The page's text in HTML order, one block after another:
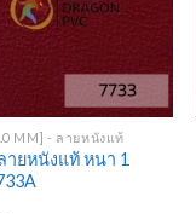
MM] - ลายหนังแท้
ายหนังแท้ หนา 1